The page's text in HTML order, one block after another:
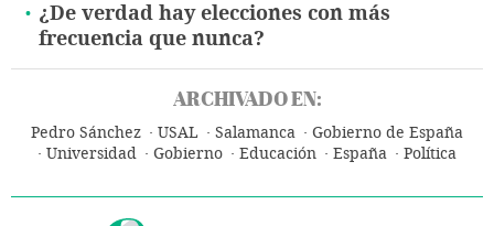
¿De verdad hay elecciones con más
frecuencia que nunca?
ARCHIVADO EN:
Pedro Sánchez USAL Salamanca
Gobierno de España
Universidad
Gobierno Educación España Política